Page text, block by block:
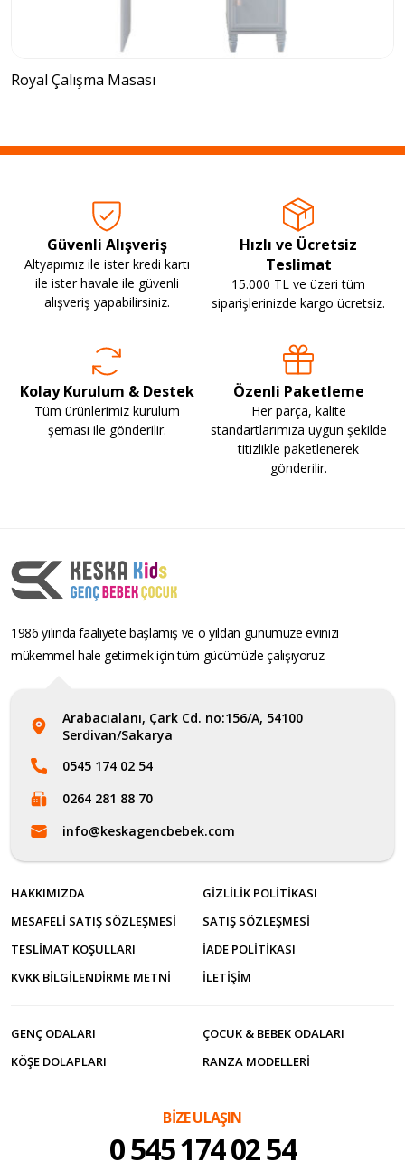
Royal Çalışma Masası
Güvenli Alışveriş
Altyapımız ile ister kredi kartı
ile ister havale ile güvenli
alışveriş yapabilirsiniz.
Hızlı ve Ücretsiz
Teslimat
15.000 TL ve üzeri tüm
siparişlerinizde kargo ücretsiz.
Kolay Kurulum & Destek
Tüm ürünlerimiz kurulum
şeması ile gönderilir.
Özenli Paketleme
Her parça, kalite
standartlarımıza uygun şekilde
titizlikle paketlenerek
gönderilir.
1986 yılında faaliyete başlamış ve o yıldan günümüze evinizi
mükemmel hale getirmek için tüm gücümüzle çalışıyoruz.
Arabacıalanı, Çark Cd. no:156/A, 54100
Serdivan/Sakarya
0545 174 02 54
0264 281 88 70
info@keskagencbebek.com
HAKKIMIZDA
GIZLILIK POLITIKASI
MESAFELI SATIŞ SÖZLEŞMESI
SATIŞ SÖZLEŞMESI
TESLIMAT KOŞULLARI
İADE POLITIKASI
KVKK BILGILENDIRME METNI
İLETİŞİM
GENÇ ODALARI
ÇOCUK & BEBEK ODALARI
KÖŞE DOLAPLARI
RANZA MODELLERI
BİZE ULAŞIN
0 545 174 02 54